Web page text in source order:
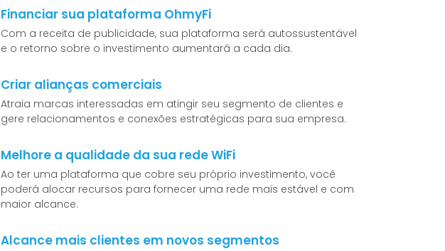
Financiar sua plataforma OhmyFi
Com a receita de publicidade, sua plataforma será autossustentável
e o retorno sobre o investimento aumentará a cada dia.
Criar alianças comerciais
Atraia marcas interessadas em atingir seu segmento de clientes e
gere relacionamentos e conexões estratégicas para sua empresa.
Melhore a qualidade da sua rede WiFi
Ao ter uma plataforma que cobre seu próprio investimento, você
poderá alocar recursos para fornecer uma rede mais estável e com
maior alcance.
Alcance mais clientes em novos segmentos